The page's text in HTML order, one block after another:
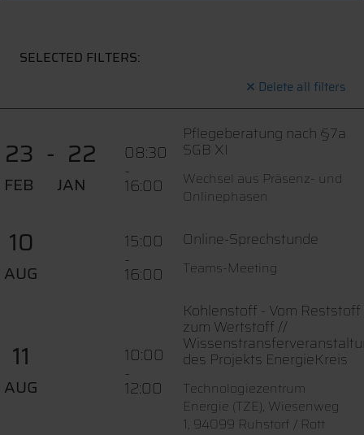
SELECTED FILTERS:
Delete all filters
23
FEB
22
JAN
08:30
-
16:00
Pflegeberatung nach §7a
SGB XI
Wechsel aus Präsenz- und
Onlinephasen
10
AUG
15:00
-
16:00
Online-Sprechstunde
Teams-Meeting
11
AUG
10:00
-
12:00
Kohlenstoff - Vom Reststoff
zum Wertstoff //
des Projekts EnergieKreis
Technologiezentrum
Energie (TZE), Wiesenweg
1, 94099 Ruhstorf / Rott